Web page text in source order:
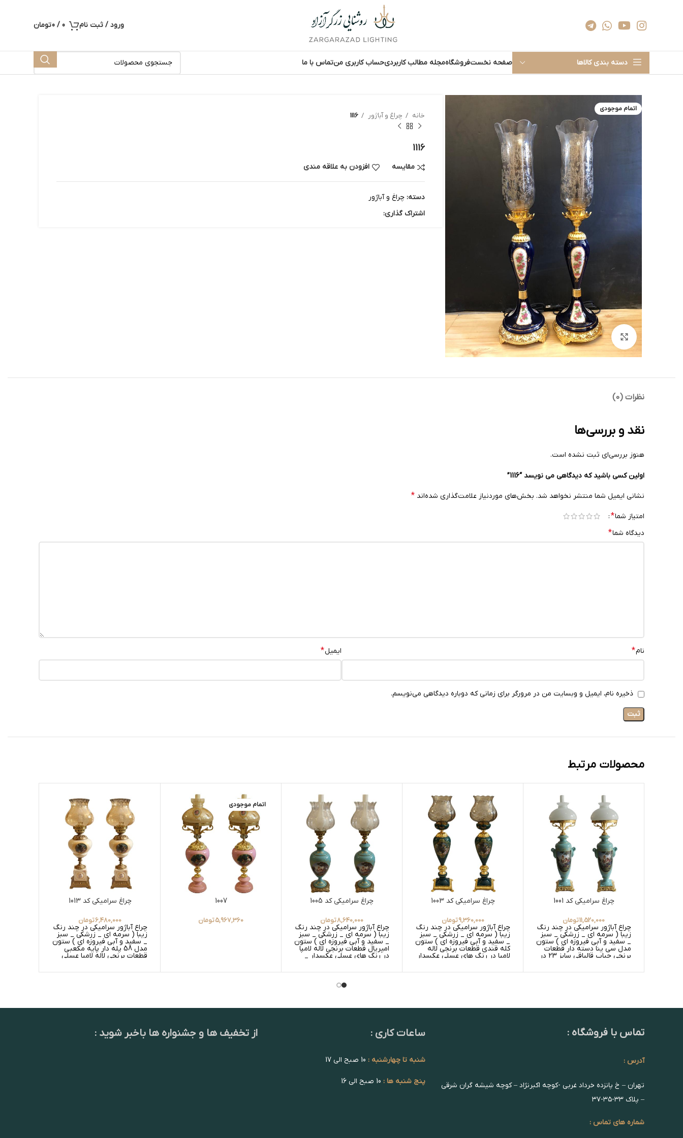
ورود / ثبت نام 0
/
0تومان
دسته بندی کالاها صفحه نخستفروشگاهمجله مطالب کاربردیحساب کاربری منتماس با ما
اتمام موجودی
بزرگنمایی تصویر
خانه چراغ و آباژور 1116
1116
مقایسه افزودن به علاقه مندی
دسته: چراغ و آباژور
اشتراک گذاری:
نظرات (0)
نقد و بررسی‌ها
هنوز بررسی‌ای ثبت نشده است.
اولین کسی باشید که دیدگاهی می نویسد “1116”
نشانی ایمیل شما منتشر نخواهد شد. بخش‌های موردنیاز علامت‌گذاری شده‌اند *
امتیاز شما*
دیدگاه شما*
نام* ایمیل*
ذخیره نام، ایمیل و وبسایت من در مرورگر برای زمانی که دوباره دیدگاهی می‌نویسم.
محصولات مرتبط
چراغ سرامیکی کد 1001
11,520,000تومان
چراغ آباژور سرامیکی در چند رنگ
زیبا ( سرمه ای _ زرشکی _ سبز
_ سفید و آبی فیروزه ای ) ستون
مدل سی ینا دسته دار قطعات
برنجی حباب قالپاقی سایز 23 در
گلدار و سفید ساده _ سفید
چراغ سرامیکی کد 1003
9,360,000تومان
چراغ آباژور سرامیکی در چند رنگ
زیبا ( سرمه ای _ زرشکی _ سبز
_ سفید و آبی فیروزه ای ) ستون
کله قندی قطعات برنجی لاله
لامپا در رنگ های عسلی عکسدار
سفید ساده
چراغ سرامیکی کد 1005
8,640,000تومان
چراغ آباژور سرامیکی در چند رنگ
زیبا ( سرمه ای _ زرشکی _ سبز
_ سفید و آبی فیروزه ای ) ستون
امپریال قطعات برنجی لاله لامپا
در رنگ های عسلی عکسدار _
سفید ساده
اتمام موجودی
1007
5,967,360تومان
چراغ سرامیکی کد 1013
6,480,000تومان
چراغ آباژور سرامیکی در چند رنگ
زیبا ( سرمه ای _ زرشکی _ سبز
_ سفید و آبی فیروزه ای ) ستون
مدل 58 پله دار پایه مکعبی
قطعات برنجی لاله لامپا عسلی
تماس با فروشگاه :
آدرس :
تهران – خ پانزده خرداد غربی -کوچه اکبرنژاد – کوچه شیشه گران شرقی
– پلاک ۳۳-۳۵-۳۷
شماره های تماس :
ساعات کاری :
شنبه تا چهارشنبه :
پنج شنبه ها :
از تخفیف ها و جشنواره ها باخبر شوید :